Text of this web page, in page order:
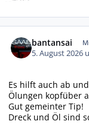
bantansai
5. August 2026
Es hilft auch ab
Ölungen kopfüber
Gut gemeinter Tip!
Dreck und Öl sind